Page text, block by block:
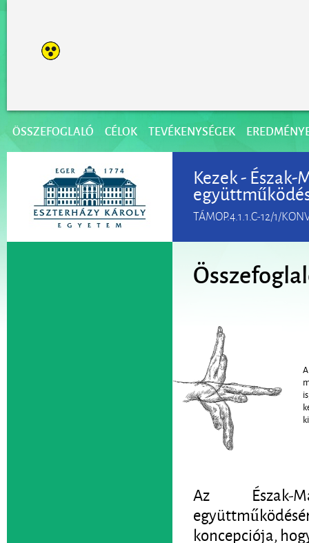
ÖSSZEFOGLALÓ CÉLOK TEVÉKENYSÉGEK
Kezek -
TÁMOP.4.1.1.C-12/1/
Az Észak-
koncepciója,